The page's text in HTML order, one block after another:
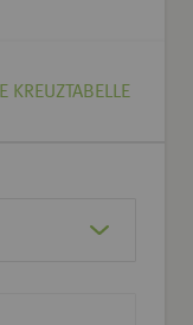
KREUZTABELLE